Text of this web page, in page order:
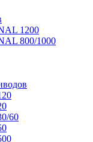
1200
800/1000
60